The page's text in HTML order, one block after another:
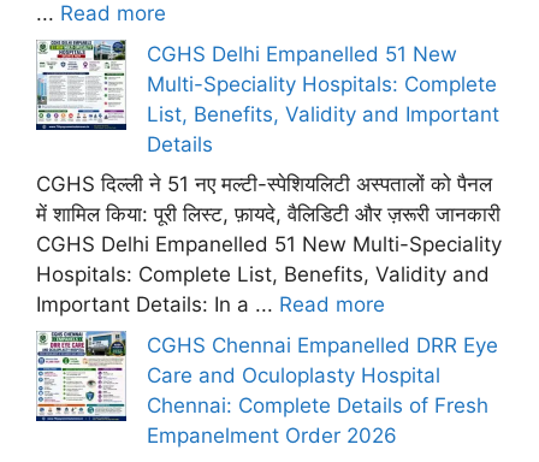
... Read more
CGHS Delhi Empanelled 51 New
Multi-Speciality Hospitals: Complete
List, Benefits, Validity and Important
Details
CGHS दिल्ली ने 51 नए मल्टी-स्पेशियलिटी अस्पतालों को पैनल
में शामिल किया: पूरी लिस्ट, फ़ायदे, वैलिडिटी और ज़रूरी जानकारी
CGHS Delhi Empanelled 51 New Multi-Speciality
Hospitals: Complete List, Benefits, Validity and
Important Details: In a ... Read more
CGHS Chennai Empanelled DRR Eye
Care and Oculoplasty Hospital
Chennai: Complete Details of Fresh
Empanelment Order 2026